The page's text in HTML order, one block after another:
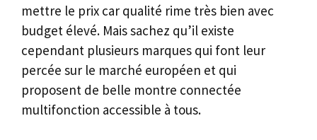
mettre le prix car qualité rime très bien avec
budget élevé. Mais sachez qu’il existe
cependant plusieurs marques qui font leur
percée sur le marché européen et qui
proposent de belle montre connectée
multifonction accessible à tous.